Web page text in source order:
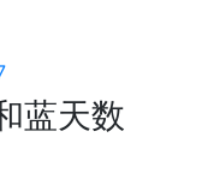
蓝天数